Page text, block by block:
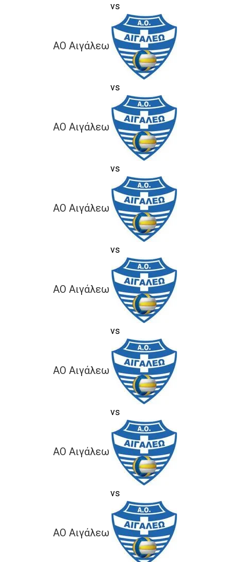
vs
ΑΟ Αιγάλεω
vs
ΑΟ Αιγάλεω
vs
ΑΟ Αιγάλεω
vs
ΑΟ Αιγάλεω
vs
ΑΟ Αιγάλεω
vs
ΑΟ Αιγάλεω
vs
ΑΟ Αιγάλεω